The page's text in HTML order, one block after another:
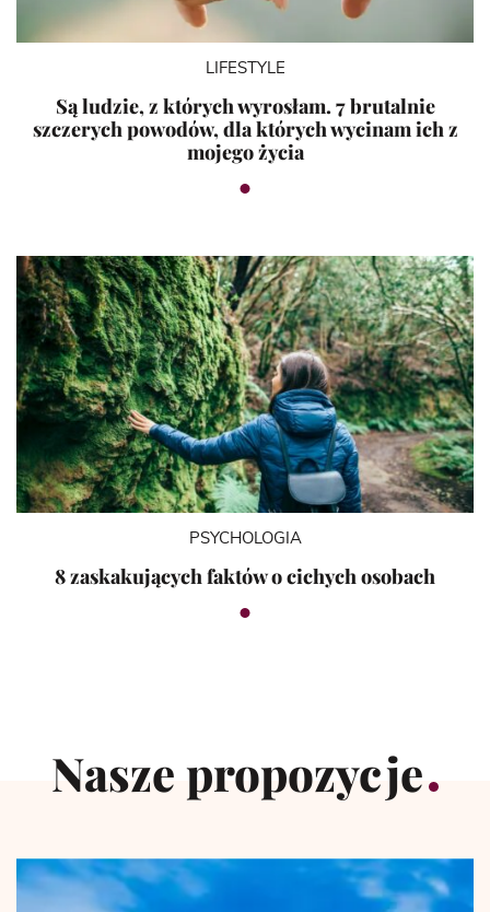
LIFESTYLE
Są ludzie, z których wyrosłam. 7 brutalnie
szczerych powodów, dla których wycinam ich z
mojego życia
PSYCHOLOGIA
8 zaskakujących faktów o cichych osobach
Nasze propozycje